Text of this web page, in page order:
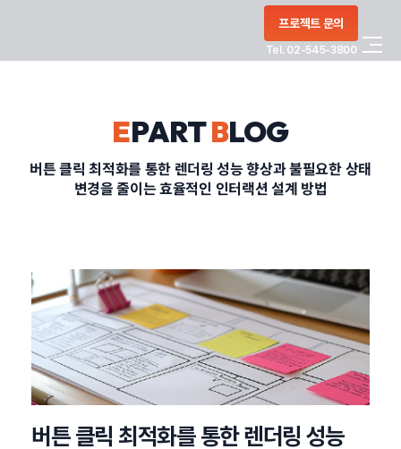
프로젝트 문의
Tel. 02-545-3800
PORTFOLIO
CONTACT
정부지원사업
EPARTBLOG
버튼 클릭 최적화를 통한 렌더링 성능 향상과 불필요한 상태
변경을 줄이는 효율적인 인터랙션 설계 방법
버튼 클릭 최적화를 통한 렌더링 성능